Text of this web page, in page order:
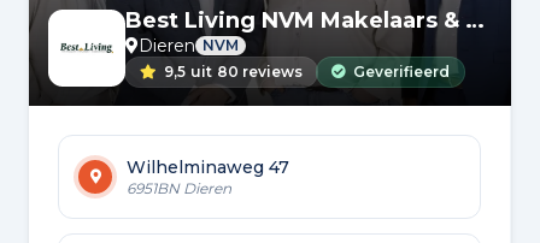
Best Living NVM Makelaars & financieel adviseurs
Dieren NVM
9,5 uit 80 reviews Geverifieerd
Wilhelminaweg 47
6951BN Dieren